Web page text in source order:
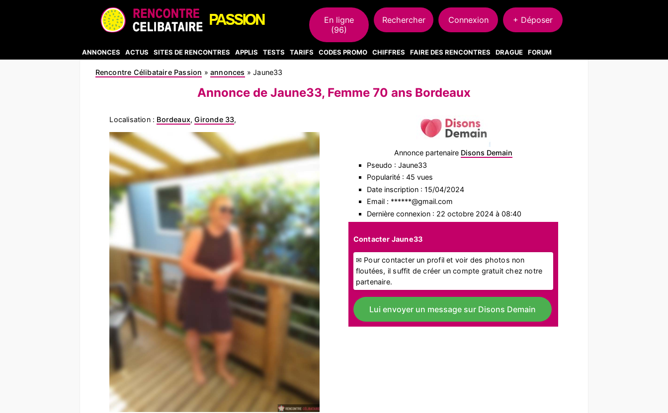
En ligne
(96)
Rechercher Connexion + Déposer
ANNONCES ACTUS SITES DE RENCONTRES APPLIS TESTS TARIFS CODES PROMO CHIFFRES FAIRE DES RENCONTRES DRAGUE FORUM
Rencontre Célibataire Passion »annonces »Jaune33
Annonce de Jaune33, Femme 70 ans Bordeaux
Localisation : Bordeaux,Gironde 33,
Annonce partenaire Disons Demain
Pseudo : Jaune33
Popularité : 45 vues
Date inscription : 15/04/2024
Email : ******@gmail.com
Dernière connexion : 22 octobre 2024 à 08:40
Contacter Jaune33
✉ Pour contacter un profil et voir des photos non
floutées, il suffit de créer un compte gratuit chez notre
partenaire.
Lui envoyer un message sur Disons Demain